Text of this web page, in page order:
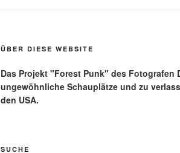
ÜBER DIESE WEBSITE
Das Projekt "Forest Punk" des Fotografen
ungewöhnliche Schauplätze und zu
den USA.
SUCHE